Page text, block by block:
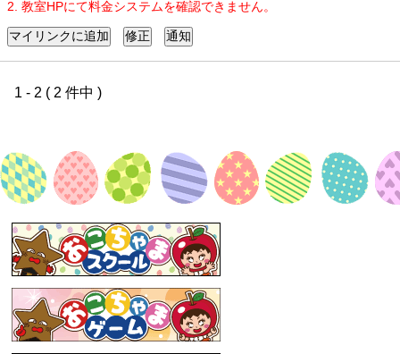
2. 教室HPにて料金システムを確認できません。
1 - 2 ( 2 件中 )